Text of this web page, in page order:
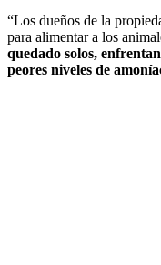
“Los dueños de la
para alimentar a los
quedado solos,
peores niveles de